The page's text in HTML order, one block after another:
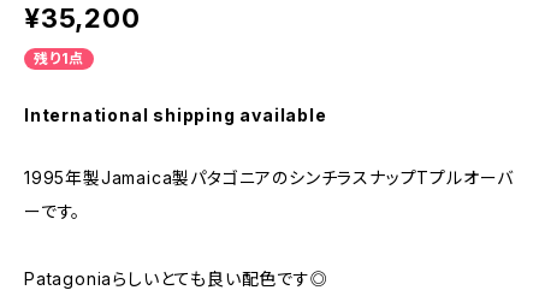
¥35,200
残り1点
International shipping available
1995年製Jamaica製パタゴニアのシンチラスナップTプルオーバ
ーです。
Patagoniaらしいとても良い配色です◎